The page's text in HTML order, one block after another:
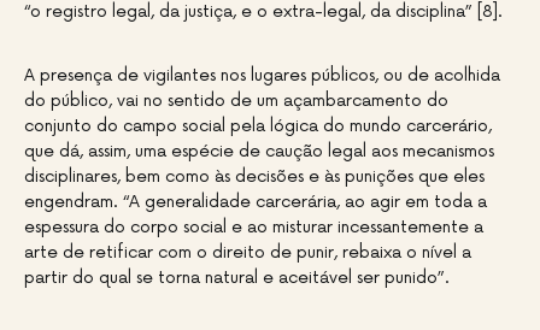
“o registro legal, da justiça, e o extra-legal, da disciplina” [8].
A presença de vigilantes nos lugares públicos, ou de acolhida
do público, vai no sentido de um açambarcamento do
conjunto do campo social pela lógica do mundo carcerário,
que dá, assim, uma espécie de caução legal aos mecanismos
disciplinares, bem como às decisões e às punições que eles
engendram. “A generalidade carcerária, ao agir em toda a
espessura do corpo social e ao misturar incessantemente a
arte de retificar com o direito de punir, rebaixa o nível a
partir do qual se torna natural e aceitável ser punido”.